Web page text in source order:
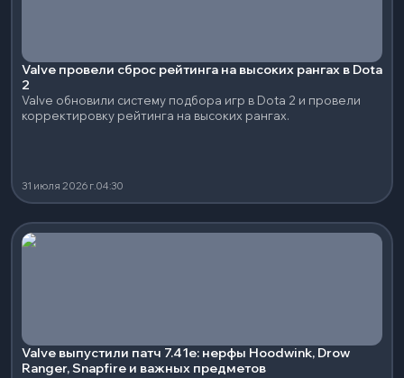
Valve провели сброс рейтинга на высоких рангах в Dota
2
Valve обновили систему подбора игр в Dota 2 и провели
корректировку рейтинга на высоких рангах.
31 июля 2026 г.04:30
Valve выпустили патч 7.41e: нерфы Hoodwink, Drow
Ranger, Snapfire и важных предметов